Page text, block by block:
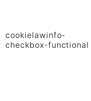
cookielawinfo-
checkbox-functional